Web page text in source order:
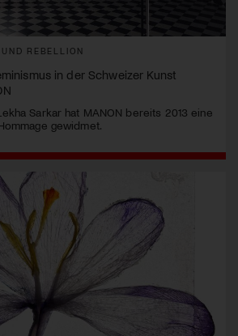
REBELLION
in der Schweizer Kunst
Sarkar hat MANON bereits 2013 eine
gewidmet.